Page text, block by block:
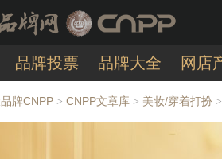
品牌投票 品牌大全 网店
牌CNPP > CNPP文章库 > 美妆/穿着打扮 >